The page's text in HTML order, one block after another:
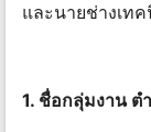
และนายช่างเท
1. ชื่อกลุ่มงาน ตํ